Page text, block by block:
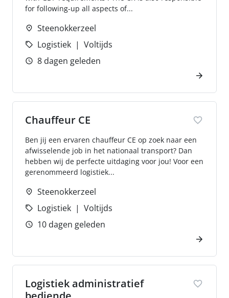
for following-up all aspects of...
Steenokkerzeel
Logistiek
Voltijds
8 dagen geleden
Chauffeur CE
Ben jij een ervaren chauffeur CE op zoek naar een
afwisselende job in het nationaal transport? Dan
hebben wij de perfecte uitdaging voor jou! Voor een
gerenommeerd logistiek...
Steenokkerzeel
Logistiek
Voltijds
10 dagen geleden
Logistiek administratief